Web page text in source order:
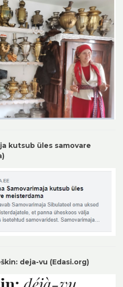
kutsub üles samovare
deja-vu (Edasi.org)